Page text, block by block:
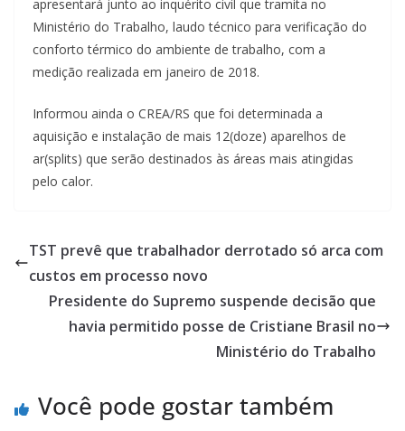
apresentará junto ao inquérito civil que tramita no
Ministério do Trabalho, laudo técnico para verificação do
conforto térmico do ambiente de trabalho, com a
medição realizada em janeiro de 2018.
Informou ainda o CREA/RS que foi determinada a
aquisição e instalação de mais 12(doze) aparelhos de
ar(splits) que serão destinados às áreas mais atingidas
pelo calor.
TST prevê que trabalhador derrotado só arca com
custos em processo novo
Presidente do Supremo suspende decisão que
havia permitido posse de Cristiane Brasil no
Ministério do Trabalho
Você pode gostar também